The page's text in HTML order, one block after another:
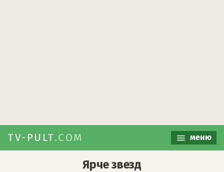
TV-PULT.COM меню
Ярче звезд